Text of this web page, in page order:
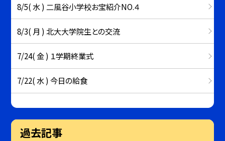
8/5( 水 ) 二風谷小学校お宝紹介NO.４
8/3( 月 ) 北大大学院生との交流
7/24( 金 ) １学期終業式
7/22( 水 ) 今日の給食
過去記事